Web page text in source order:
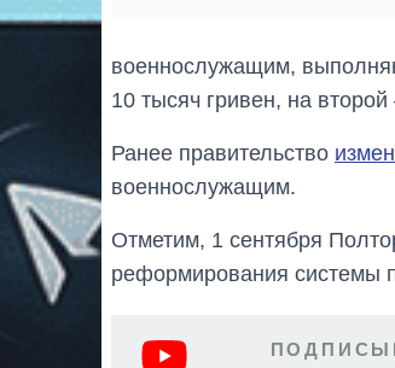
военнослужащим,
10 тысяч гривен, на
Ранее правительство
военнослужащим.
Отметим, 1 сентября
реформирования системы